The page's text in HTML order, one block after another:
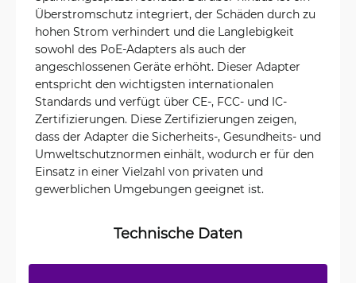
Überstromschutz integriert, der Schäden durch zu
hohen Strom verhindert und die Langlebigkeit
sowohl des PoE-Adapters als auch der
angeschlossenen Geräte erhöht. Dieser Adapter
entspricht den wichtigsten internationalen
Standards und verfügt über CE-, FCC- und IC-
Zertifizierungen. Diese Zertifizierungen zeigen,
dass der Adapter die Sicherheits-, Gesundheits- und
Umweltschutznormen einhält, wodurch er für den
Einsatz in einer Vielzahl von privaten und
gewerblichen Umgebungen geeignet ist.
Technische Daten